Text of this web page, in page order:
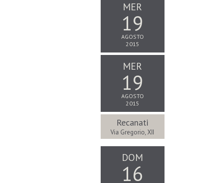
MER
19
AGOSTO
2015
MER
19
AGOSTO
2015
Recanati
Via Gregorio, XII
DOM
16